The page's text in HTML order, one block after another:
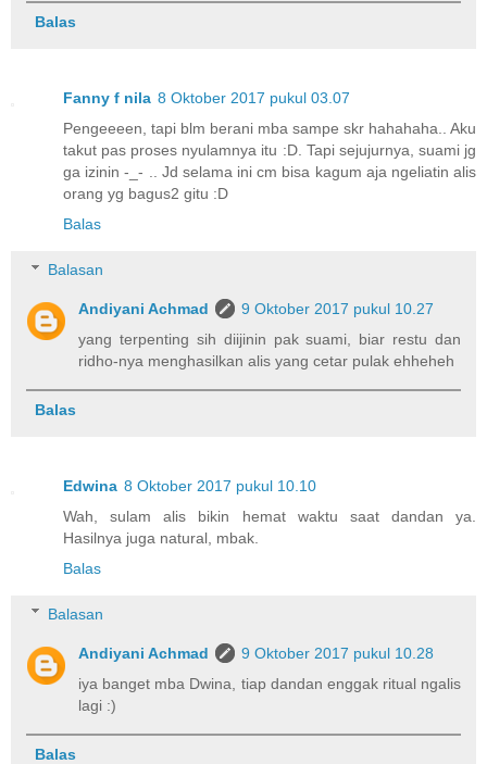
Balas
Fanny f nila 8 Oktober 2017 pukul 03.07
Pengeeeen, tapi blm berani mba sampe skr hahahaha.. Aku
takut pas proses nyulamnya itu :D. Tapi sejujurnya, suami jg
ga izinin -_- .. Jd selama ini cm bisa kagum aja ngeliatin alis
orang yg bagus2 gitu :D
Balas
Balasan
Andiyani Achmad
9 Oktober 2017 pukul 10.27
yang terpenting sih diijinin pak suami, biar restu dan
ridho-nya menghasilkan alis yang cetar pulak ehheheh
Balas
Edwina 8 Oktober 2017 pukul 10.10
Wah, sulam alis bikin hemat waktu saat dandan ya.
Hasilnya juga natural, mbak.
Balas
Balasan
Andiyani Achmad
9 Oktober 2017 pukul 10.28
iya banget mba Dwina, tiap dandan enggak ritual ngalis
lagi :)
Balas